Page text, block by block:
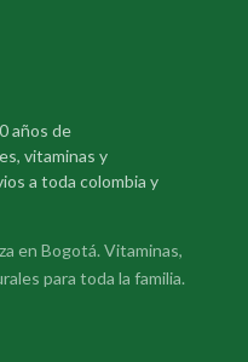
años de
vitaminas y
a toda colombia y
en Bogotá. Vitaminas,
para toda la familia.